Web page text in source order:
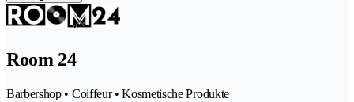
Room 24
Barbershop • Coiffeur • Kosmetische Produkte